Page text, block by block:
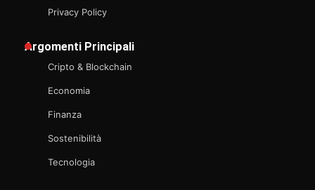
Privacy Policy
Argomenti Principali
Cripto & Blockchain
Economia
Finanza
Sostenibilità
Tecnologia